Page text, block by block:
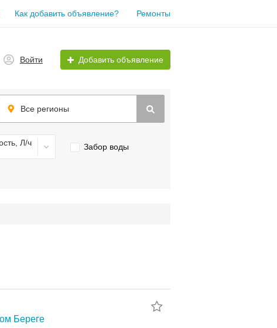
Как добавить объявление? Ремонты
Войти Добавить объявление
Все регионы
Л/ч
Забор воды
Береге